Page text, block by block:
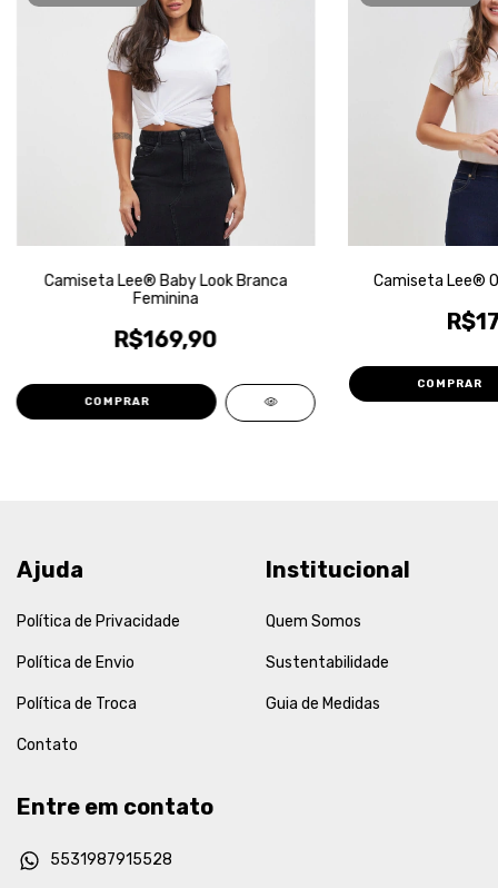
Camiseta Lee® Baby Look Branca
Feminina
R$169,90
COMPRAR
Camiseta Lee®
COMPRAR
Ajuda
Política de Privacidade
Política de Envio
Política de Troca
Contato
Institucional
Quem Somos
Sustentabilidade
Guia de Medidas
Entre em contato
5531987915528